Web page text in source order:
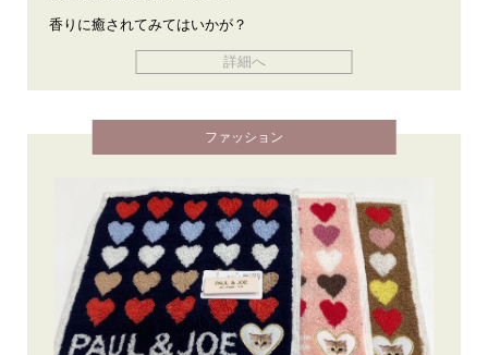
香りに癒されてみてはいかが？
詳細へ
ファッション